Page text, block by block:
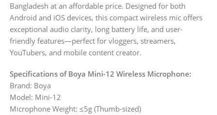
Bangladesh at an affordable price. Designed for both
Android and iOS devices, this compact wireless mic offers
exceptional audio clarity, long battery life, and user-
friendly features—perfect for vloggers, streamers,
YouTubers, and mobile content creator.
Specifications of Boya Mini-12 Wireless Microphone:
Brand: Boya
Model: Mini-12
Microphone Weight: ≤5g (Thumb-sized)